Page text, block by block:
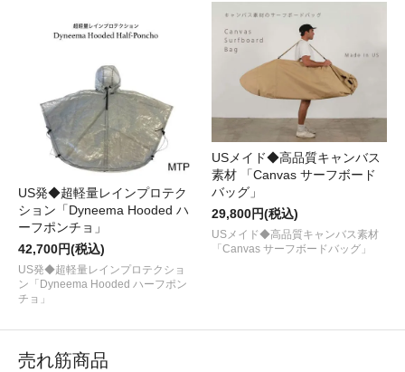
US発◆超軽量レインプロテク
ション「Dyneema Hooded ハ
ーフポンチョ」
42,700円(税込)
US発◆超軽量レインプロテクショ
ン「Dyneema Hooded ハーフポン
チョ」
USメイド◆高品質キャンバス
素材 「Canvas サーフボード
バッグ」
29,800円(税込)
USメイド◆高品質キャンバス素材
「Canvas サーフボードバッグ」
売れ筋商品